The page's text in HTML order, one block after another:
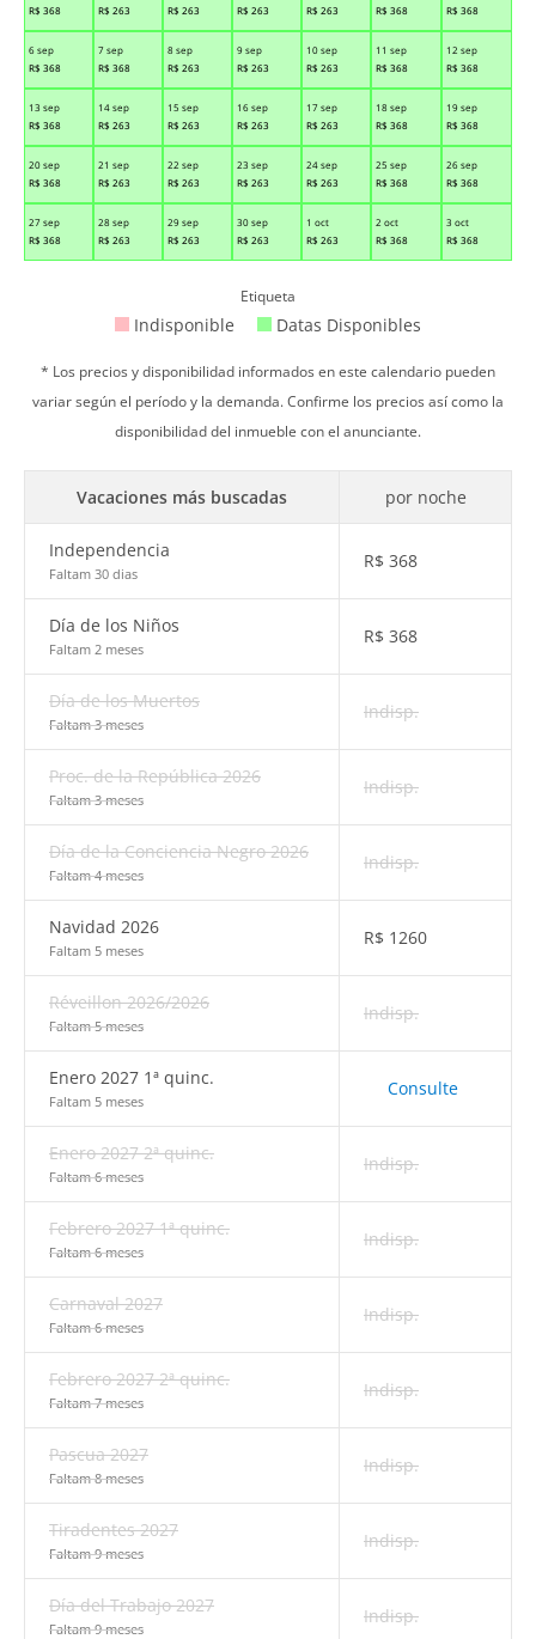
R$ 368 R$ 263 R$ 263 R$ 263 R$ 263 R$ 368 R$ 368
6 sep
R$ 368
7 sep
R$ 368
8 sep
R$ 263
9 sep
R$ 263
10 sep
R$ 263
11 sep
R$ 368
12 sep
R$ 368
13 sep
R$ 368
14 sep
R$ 263
15 sep
R$ 263
16 sep
R$ 263
17 sep
R$ 263
18 sep
R$ 368
19 sep
R$ 368
20 sep
R$ 368
21 sep
R$ 263
22 sep
R$ 263
23 sep
R$ 263
24 sep
R$ 263
25 sep
R$ 368
26 sep
R$ 368
27 sep
R$ 368
28 sep
R$ 263
29 sep
R$ 263
30 sep
R$ 263
1 oct
R$ 263
2 oct
R$ 368
3 oct
R$ 368
Etiqueta
Indisponible Datas Disponibles
* Los precios y disponibilidad informados en este calendario pueden
variar según el período y la demanda. Confirme los precios así como la
disponibilidad del inmueble con el anunciante.
Vacaciones más buscadas por noche
Independencia
Faltam 30 dias
R$ 368
Día de los Niños
Faltam 2 meses
R$ 368
Día de los Muertos
Faltam 3 meses
Indisp.
Proc. de la República 2026
Faltam 3 meses
Indisp.
Día de la Conciencia Negro 2026
Faltam 4 meses
Indisp.
Navidad 2026
Faltam 5 meses
R$ 1260
Réveillon 2026/2026
Faltam 5 meses
Indisp.
Enero 2027 1ª quinc.
Faltam 5 meses
Consulte
Enero 2027 2ª quinc.
Faltam 6 meses
Indisp.
Febrero 2027 1ª quinc.
Faltam 6 meses
Indisp.
Carnaval 2027
Faltam 6 meses
Indisp.
Febrero 2027 2ª quinc.
Faltam 7 meses
Indisp.
Pascua 2027
Faltam 8 meses
Indisp.
Tiradentes 2027
Faltam 9 meses
Indisp.
Día del Trabajo 2027
Faltam 9 meses
Indisp.